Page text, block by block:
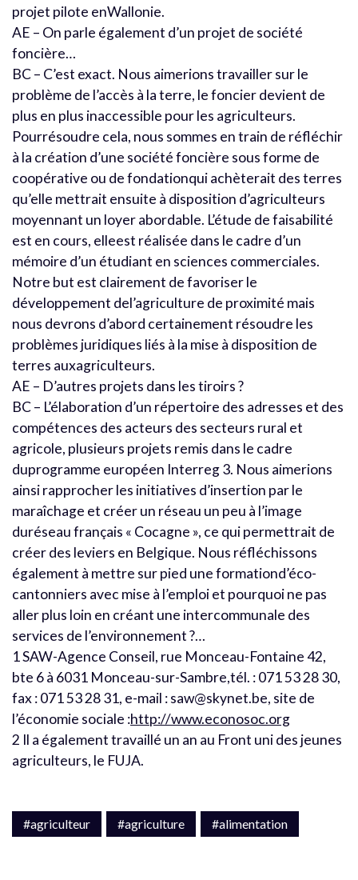
projet pilote enWallonie.
AE – On parle également d’un projet de société
foncière…
BC – C’est exact. Nous aimerions travailler sur le
problème de l’accès à la terre, le foncier devient de
plus en plus inaccessible pour les agriculteurs.
Pourrésoudre cela, nous sommes en train de réfléchir
à la création d’une société foncière sous forme de
coopérative ou de fondationqui achèterait des terres
qu’elle mettrait ensuite à disposition d’agriculteurs
moyennant un loyer abordable. L’étude de faisabilité
est en cours, elleest réalisée dans le cadre d’un
mémoire d’un étudiant en sciences commerciales.
Notre but est clairement de favoriser le
développement del’agriculture de proximité mais
nous devrons d’abord certainement résoudre les
problèmes juridiques liés à la mise à disposition de
terres auxagriculteurs.
AE – D’autres projets dans les tiroirs ?
BC – L’élaboration d’un répertoire des adresses et des
compétences des acteurs des secteurs rural et
agricole, plusieurs projets remis dans le cadre
duprogramme européen Interreg 3. Nous aimerions
ainsi rapprocher les initiatives d’insertion par le
maraîchage et créer un réseau un peu à l’image
duréseau français « Cocagne », ce qui permettrait de
créer des leviers en Belgique. Nous réfléchissons
également à mettre sur pied une formationd’éco-
cantonniers avec mise à l’emploi et pourquoi ne pas
aller plus loin en créant une intercommunale des
services de l’environnement ?…
1 SAW-Agence Conseil, rue Monceau-Fontaine 42,
bte 6 à 6031 Monceau-sur-Sambre,tél. : 071 53 28 30,
fax : 071 53 28 31, e-mail : saw@skynet.be, site de
l’économie sociale :http://www.econosoc.org
2 Il a également travaillé un an au Front uni des jeunes
agriculteurs, le FUJA.
#agriculteur #agriculture #alimentation